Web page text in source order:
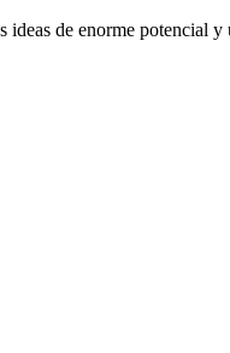
de enorme potencial y